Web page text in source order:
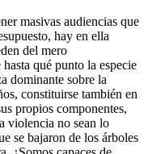
masivas audiencias que
hay en ella
del mero
qué punto la especie
dominante sobre la
constituirse también en
propios componentes,
violencia no sean lo
se bajaron de los árboles